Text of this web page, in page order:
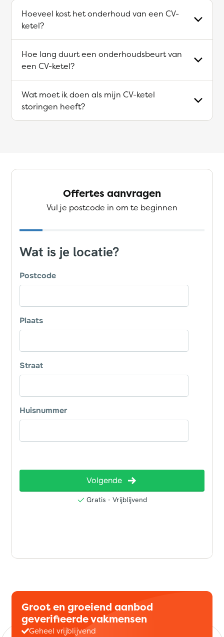
Hoeveel kost het onderhoud van een CV-
ketel?
Hoe lang duurt een onderhoudsbeurt van
een CV-ketel?
Wat moet ik doen als mijn CV-ketel
storingen heeft?
Offertes aanvragen
Vul je postcode in om te beginnen
Groot en groeiend aanbod
geverifieerde vakmensen
Geheel vrijblijvend